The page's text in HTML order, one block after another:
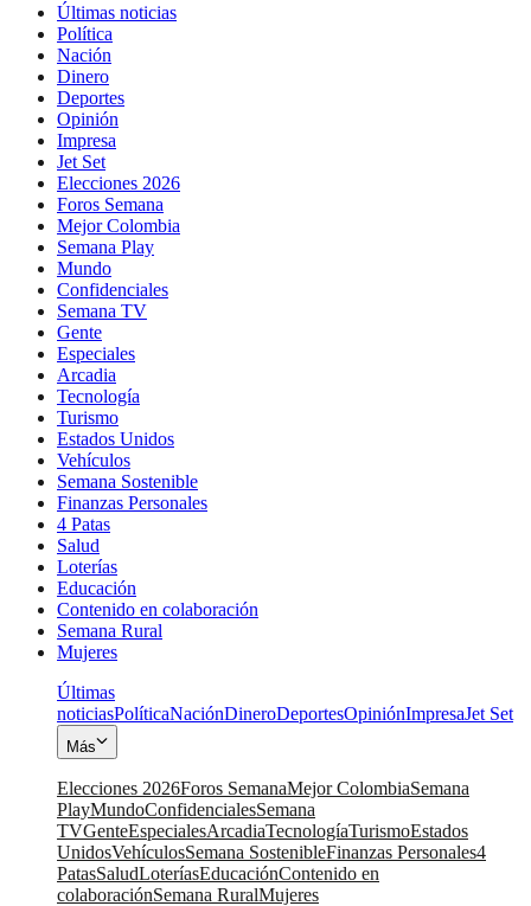
Últimas noticias
Política
Nación
Dinero
Deportes
Opinión
Impresa
Jet Set
Elecciones 2026
Foros Semana
Mejor Colombia
Semana Play
Mundo
Confidenciales
Semana TV
Gente
Especiales
Arcadia
Tecnología
Turismo
Estados Unidos
Vehículos
Semana Sostenible
Finanzas Personales
4 Patas
Salud
Loterías
Educación
Contenido en colaboración
Semana Rural
Mujeres
Últimas
noticiasPolíticaNaciónDineroDeportesOpiniónImpresaJet Set
Más
Elecciones 2026Foros SemanaMejor ColombiaSemana
PlayMundoConfidencialesSemana
TVGenteEspecialesArcadiaTecnologíaTurismoEstados
UnidosVehículosSemana SostenibleFinanzas Personales4
PatasSaludLoteríasEducaciónContenido en
colaboraciónSemana RuralMujeres